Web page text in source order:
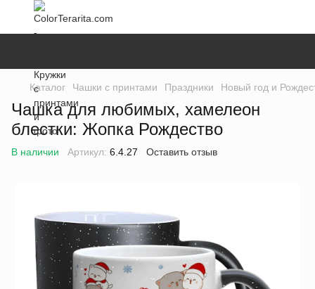
Каталог Чашки с принтами Праздники Новый год и
Чашка для любимых, хамелеон
блестки: Жопка Рождество
В наличии Артикул: 6.4.27 Оставить отзыв